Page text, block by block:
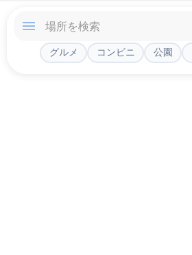
グルメ コンビニ 公園